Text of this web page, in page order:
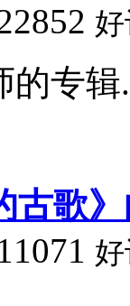
的专辑
古歌